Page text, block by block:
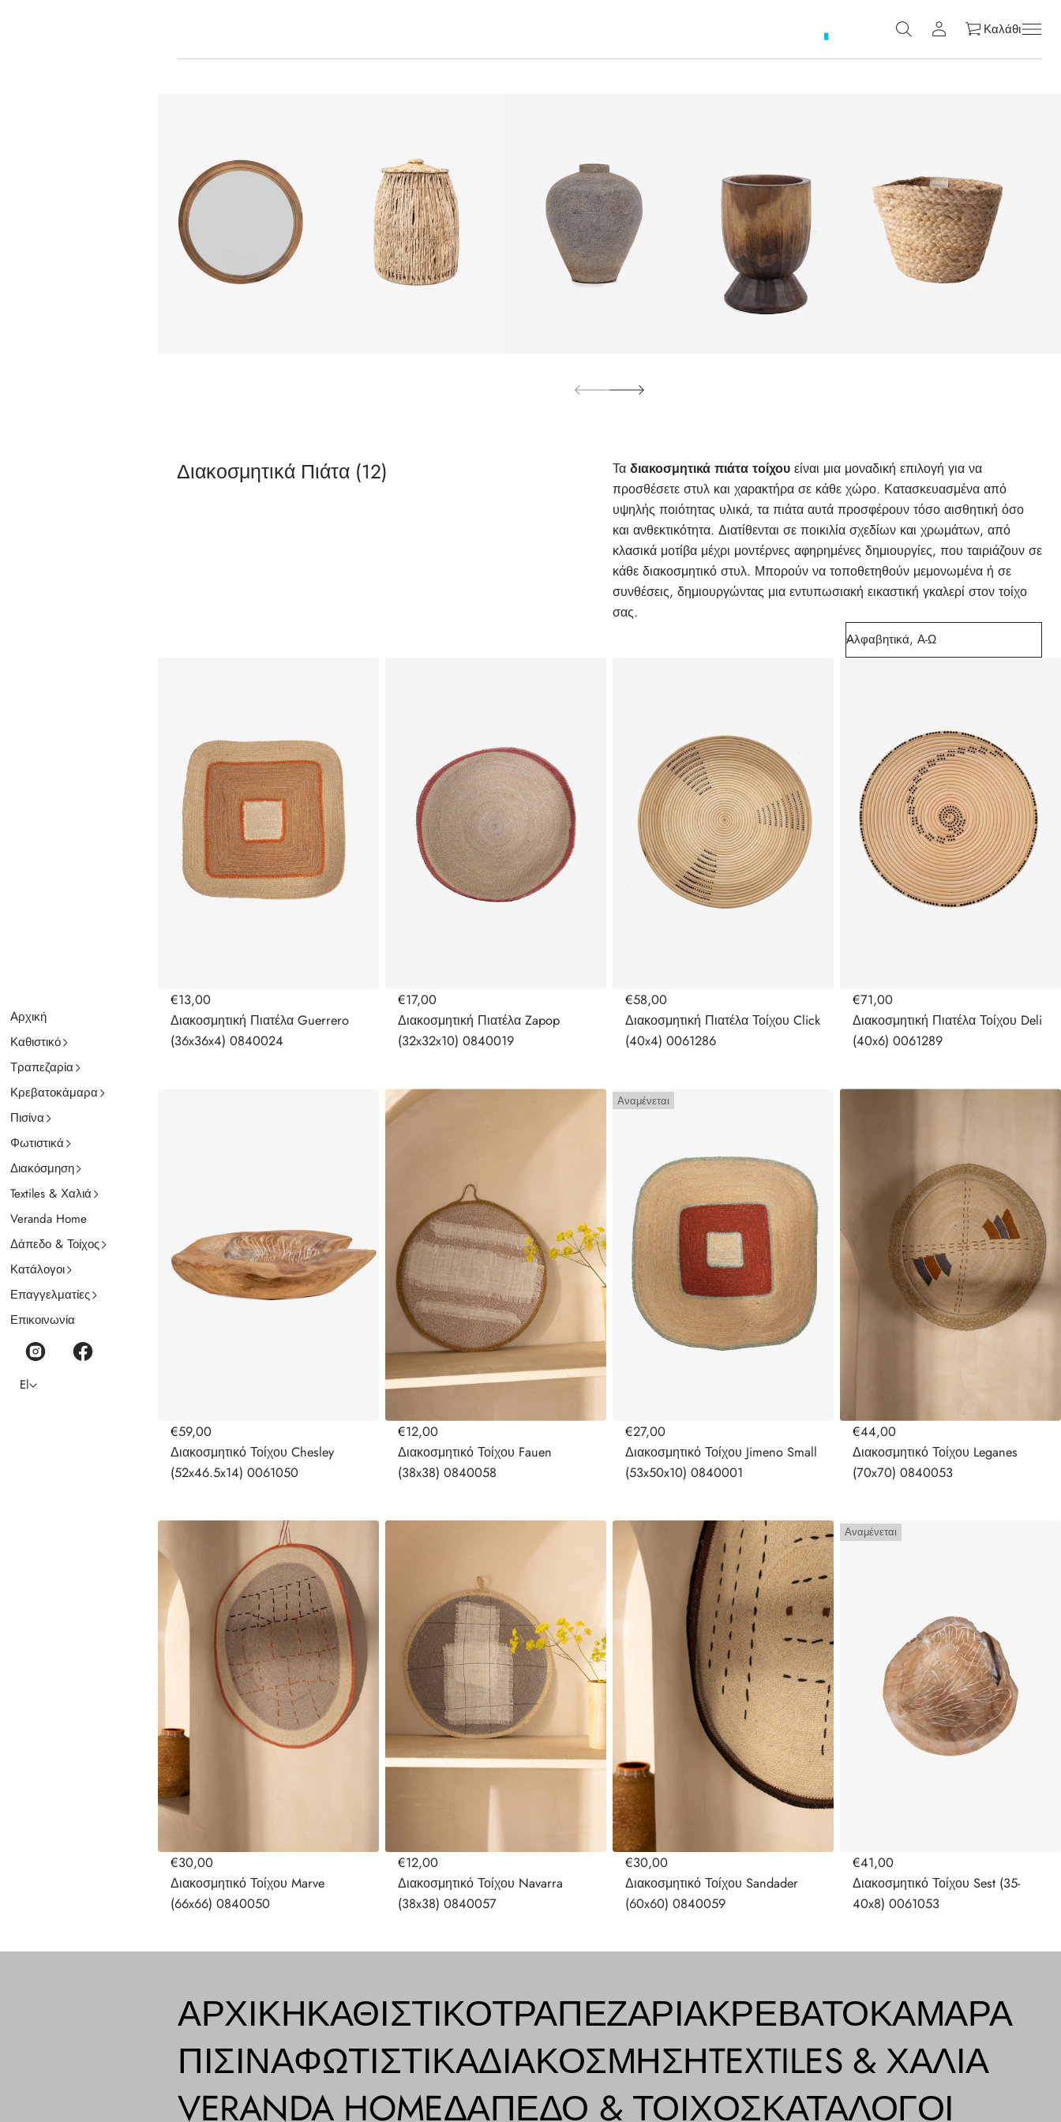
Αρχική
Καθιστικό
Τραπεζαρία
Κρεβατοκάμαρα
Πισίνα
Φωτιστικά
Διακόσμηση
Textiles & Χαλιά
Veranda Home
Δάπεδο & Τοίχος
Κατάλογοι
Επαγγελματίες
Επικοινωνία
El
Καλάθι
Διακοσμητικά Πιάτα (12) Τα διακοσμητικά πιάτα τοίχου είναι μια μοναδική επιλογή για να
προσθέσετε στυλ και χαρακτήρα σε κάθε χώρο. Κατασκευασμένα από
υψηλής ποιότητας υλικά, τα πιάτα αυτά προσφέρουν τόσο αισθητική όσο
και ανθεκτικότητα. Διατίθενται σε ποικιλία σχεδίων και χρωμάτων, από
κλασικά μοτίβα μέχρι μοντέρνες αφηρημένες δημιουργίες, που ταιριάζουν σε
κάθε διακοσμητικό στυλ. Μπορούν να τοποθετηθούν μεμονωμένα ή σε
συνθέσεις, δημιουργώντας μια εντυπωσιακή εικαστική γκαλερί στον τοίχο
σας.
€13,00
Διακοσμητική Πιατέλα Guerrero
(36x36x4) 0840024
€17,00
Διακοσμητική Πιατέλα Zapop
(32x32x10) 0840019
€58,00
Διακοσμητική Πιατέλα Τοίχου Click
(40x4) 0061286
€71,00
Διακοσμητική Πιατέλα Τοίχου Deli
(40x6) 0061289
€59,00
Διακοσμητικό Τοίχου Chesley
(52x46.5x14) 0061050
€12,00
Διακοσμητικό Τοίχου Fauen
(38x38) 0840058
Αναμένεται
€27,00
Διακοσμητικό Τοίχου Jimeno Small
(53x50x10) 0840001
€44,00
Διακοσμητικό Τοίχου Leganes
(70x70) 0840053
€30,00
Διακοσμητικό Τοίχου Marve
(66x66) 0840050
€12,00
Διακοσμητικό Τοίχου Navarra
(38x38) 0840057
€30,00
Διακοσμητικό Τοίχου Sandader
(60x60) 0840059
Αναμένεται
€41,00
Διακοσμητικό Τοίχου Sest (35-
40x8) 0061053
ΑΡΧΙΚΉΚΑΘΙΣΤΙΚΌΤΡΑΠΕΖΑΡΊΑΚΡΕΒΑΤΟΚΆΜΑΡΑ
ΠΙΣΊΝΑΦΩΤΙΣΤΙΚΆΔΙΑΚΌΣΜΗΣΗTEXTILES & ΧΑΛΙΆ
VERANDA HOMEΔΆΠΕΔΟ & ΤΟΊΧΟΣΚΑΤΆΛΟΓΟΙ